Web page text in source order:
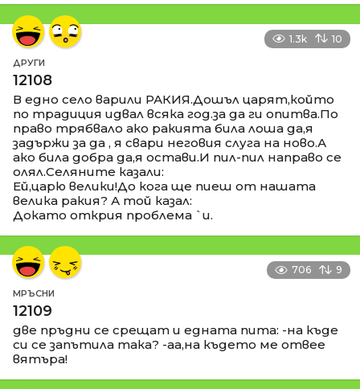
1.3k 10
ДРУГИ
12108
В едно село варили РАКИЯ.Дошъл царят,който
по традиция идвал всяка год.за да ги опитва.По
право трябвало ако ракията била лоша да,я
задържи за да , я свари неговия слуга на ново.А
ако била добра да,я остави.И пил-пил направо се
олял.Селяните казали:
Ей,царю велики!До кога ще пиеш от нашата
велика ракия? А той казал:
Докато открия проблема `и.
706 9
МРЪСНИ
12109
две пръдни се срещат и едната пита: -на къде
си се запътила така? -аа,на където ме отвее
вятъра!